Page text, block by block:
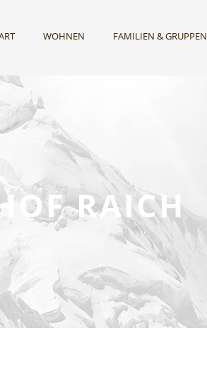
WOHNEN FAMILIEN & GRUPPEN
RAICH